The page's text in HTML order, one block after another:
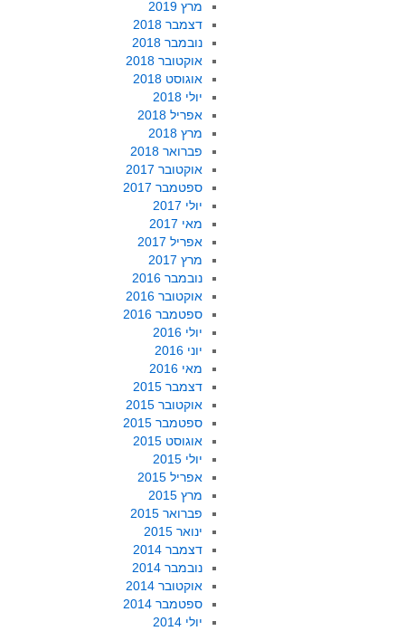
מרץ 2019
דצמבר 2018
נובמבר 2018
אוקטובר 2018
אוגוסט 2018
יולי 2018
אפריל 2018
מרץ 2018
פברואר 2018
אוקטובר 2017
ספטמבר 2017
יולי 2017
מאי 2017
אפריל 2017
מרץ 2017
נובמבר 2016
אוקטובר 2016
ספטמבר 2016
יולי 2016
יוני 2016
מאי 2016
דצמבר 2015
אוקטובר 2015
ספטמבר 2015
אוגוסט 2015
יולי 2015
אפריל 2015
מרץ 2015
פברואר 2015
ינואר 2015
דצמבר 2014
נובמבר 2014
אוקטובר 2014
ספטמבר 2014
יולי 2014